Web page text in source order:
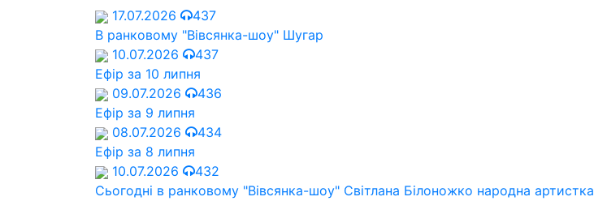
17.07.2026
437
В ранковому "Вівсянка-шоу" Шугар
10.07.2026
437
Ефір за 10 липня
09.07.2026
436
Ефір за 9 липня
08.07.2026
434
Ефір за 8 липня
10.07.2026
432
Сьогодні в ранковому "Вівсянка-шоу" Cвітлана Білоножко народна артистка